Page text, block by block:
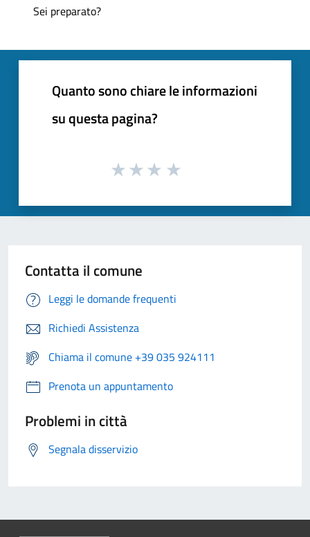
Sei preparato?
Quanto sono chiare le informazioni
su questa pagina?
Contatta il comune
Leggi le domande frequenti
Richiedi Assistenza
Chiama il comune +39 035 924111
Prenota un appuntamento
Problemi in città
Segnala disservizio